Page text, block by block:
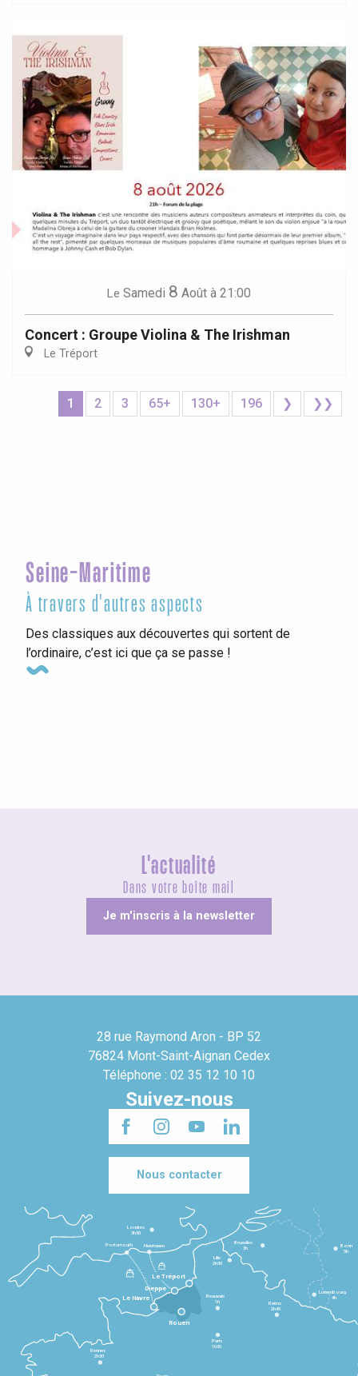
Le Samedi 8 Août à 21:00
Concert : Groupe Violina & The Irishman
Le Tréport
1 2 3 65+ 130+ 196 ❯ ❯❯
Seine-Maritime
À travers d'autres aspects
Des classiques aux découvertes qui sortent de
l’ordinaire, c’est ici que ça se passe !
L'actualité
Dans votre boîte mail
Je m'inscris à la newsletter
28 rue Raymond Aron - BP 52
76824 Mont-Saint-Aignan Cedex
Téléphone : 02 35 12 10 10
Suivez-nous
Nous contacter
Le Havre
Dieppe
Le Tréport
Rennes
2h30
Paris
1h30
Beauvais
1h
Reims
2h45
Lille
2h30
Bruxelles
3h
Londres
3h30
Newhaven
Portsmouth
Bonn
5h
Luxembourg
4h
Rouen